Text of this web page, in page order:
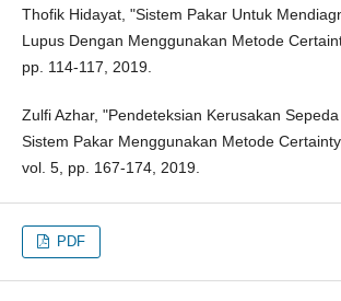
Thofik Hidayat, "Sistem Pakar Untuk
Lupus Dengan Menggunakan Metode
pp. 114-117, 2019.
Zulfi Azhar, "Pendeteksian Kerusakan
Sistem Pakar Menggunakan Metode
vol. 5, pp. 167-174, 2019.
PDF